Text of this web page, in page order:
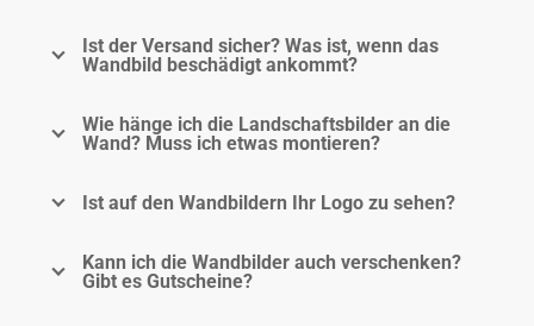
Ist der Versand sicher? Was ist, wenn das
Wandbild beschädigt ankommt?
Wie hänge ich die Landschaftsbilder an die
Wand? Muss ich etwas montieren?
Ist auf den Wandbildern Ihr Logo zu sehen?
Kann ich die Wandbilder auch verschenken?
Gibt es Gutscheine?